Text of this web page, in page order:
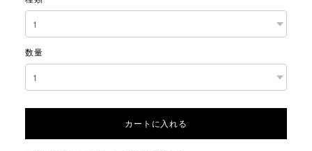
数量
カートに入れる